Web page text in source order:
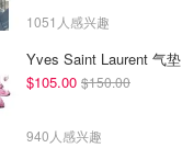
1051人感兴趣
Yves Saint Laurent 气垫
$105.00 $150.00
940人感兴趣